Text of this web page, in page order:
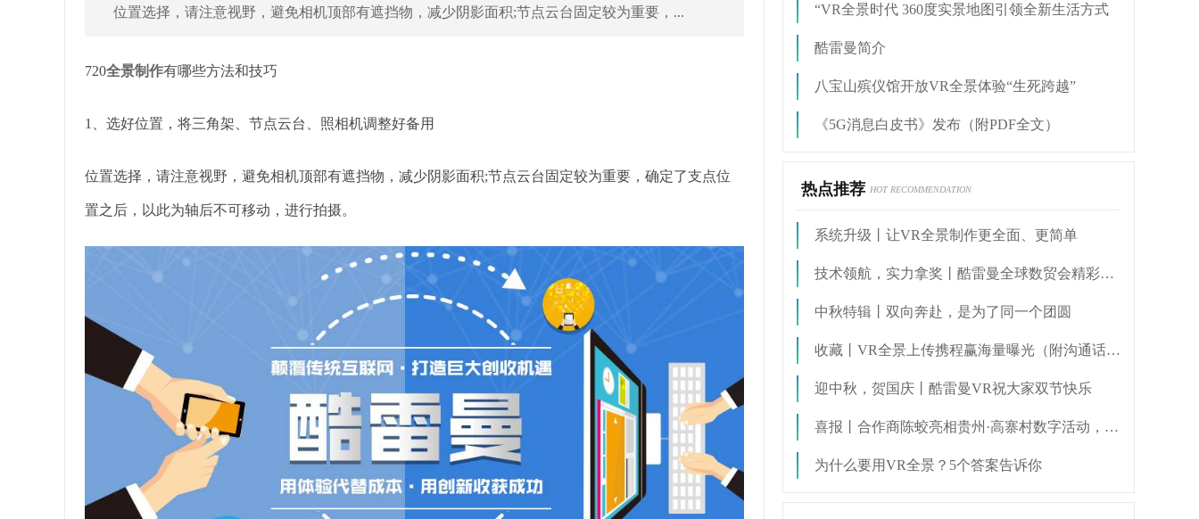
位置选择，请注意视野，避免相机顶部有遮挡物，减少阴影面积;节点云台固定较为重要，...
720全景制作有哪些方法和技巧
1、选好位置，将三角架、节点云台、照相机调整好备用
位置选择，请注意视野，避免相机顶部有遮挡物，减少阴影面积;节点云台固定较为重要，确定了支点位
置之后，以此为轴后不可移动，进行拍摄。
“VR全景时代 360度实景地图引领全新生活方式
酷雷曼简介
八宝山殡仪馆开放VR全景体验“生死跨越”
《5G消息白皮书》发布（附PDF全文）
热点推荐 HOT RECOMMENDATION
系统升级丨让VR全景制作更全面、更简单
技术领航，实力拿奖丨酷雷曼全球数贸会精彩时刻
中秋特辑丨双向奔赴，是为了同一个团圆
收藏丨VR全景上传携程赢海量曝光（附沟通话术）
迎中秋，贺国庆丨酷雷曼VR祝大家双节快乐
喜报丨合作商陈蛟亮相贵州·高寨村数字活动，酷雷曼助力资源破圈
为什么要用VR全景？5个答案告诉你